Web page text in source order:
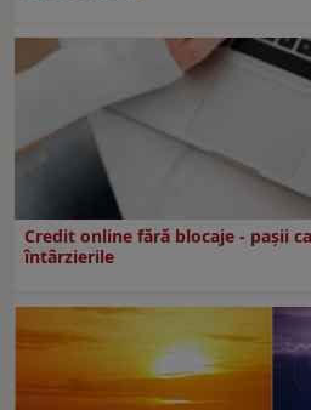
Credit online fără blocaje - pașii
întârzierile